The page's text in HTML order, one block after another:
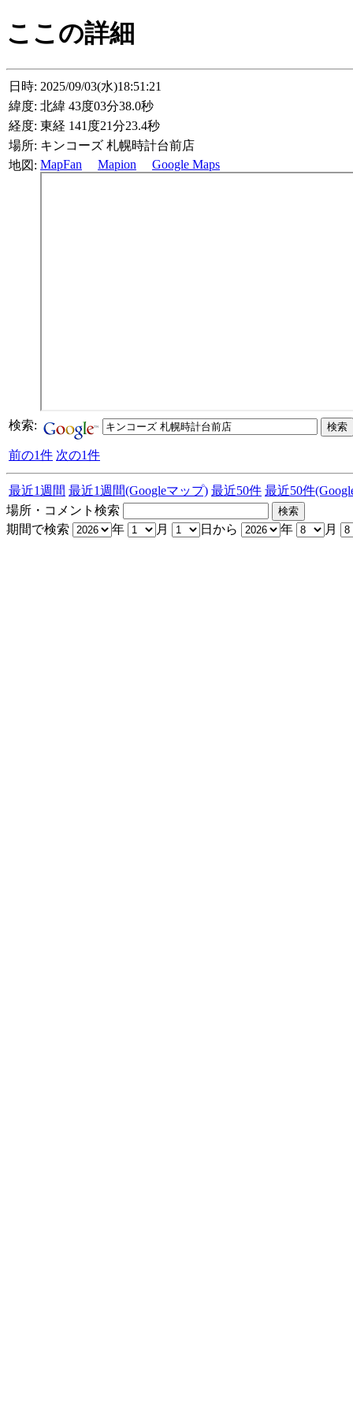
ここの詳細
日時: 2025/09/03(水)18:51:21
緯度: 北緯 43度03分38.0秒
経度: 東経 141度21分23.4秒
場所: キンコーズ 札幌時計台前店
地図: MapFan Mapion Google Maps
検索:
前の1件 次の1件
最近1週間 最近1週間(Googleマップ) 最近50件 最近50件
場所・コメント検索
期間で検索
年 月 日から 年 月